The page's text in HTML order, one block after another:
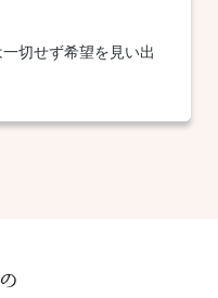
切せず希望を見い出